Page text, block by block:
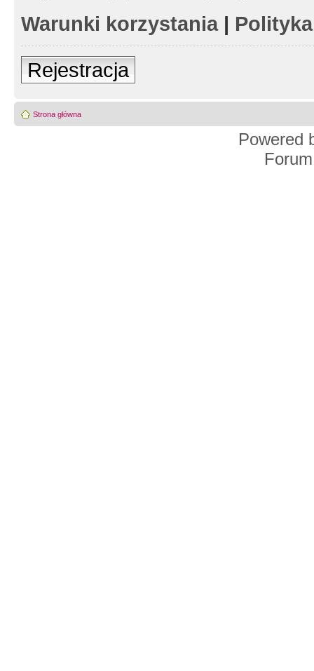
Warunki korzystania|
Rejestracja
Strona główna
Powered